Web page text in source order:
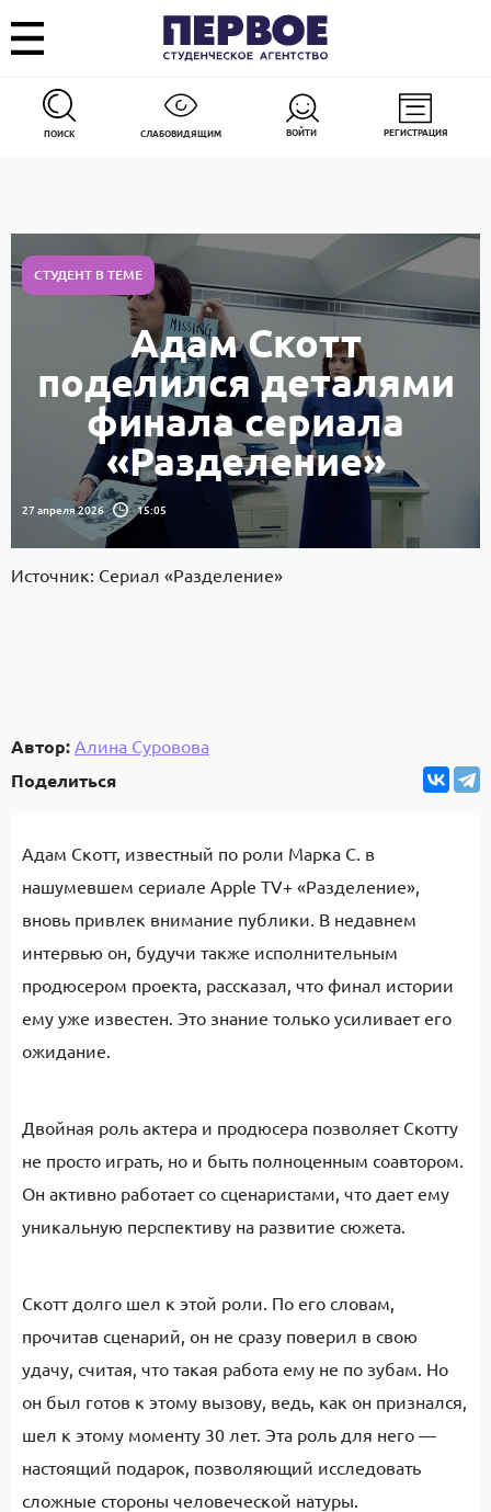
ПОИСК СЛАБОВИДЯЩИМ ВОЙТИ РЕГИСТРАЦИЯ
СТУДЕНТ В ТЕМЕ
Адам Скотт
поделился деталями
финала сериала
«Разделение»
27 апреля 2026 15:05
Источник: Сериал «Разделение»
Автор: Алина Суровова
Поделиться
Адам Скотт, известный по роли Марка С. в
нашумевшем сериале Apple TV+ «Разделение»,
вновь привлек внимание публики. В недавнем
интервью он, будучи также исполнительным
продюсером проекта, рассказал, что финал истории
ему уже известен. Это знание только усиливает его
ожидание.
Двойная роль актера и продюсера позволяет Скотту
не просто играть, но и быть полноценным соавтором.
Он активно работает со сценаристами, что дает ему
уникальную перспективу на развитие сюжета.
Скотт долго шел к этой роли. По его словам,
прочитав сценарий, он не сразу поверил в свою
удачу, считая, что такая работа ему не по зубам. Но
он был готов к этому вызову, ведь, как он признался,
шел к этому моменту 30 лет. Эта роль для него —
настоящий подарок, позволяющий исследовать
сложные стороны человеческой натуры.